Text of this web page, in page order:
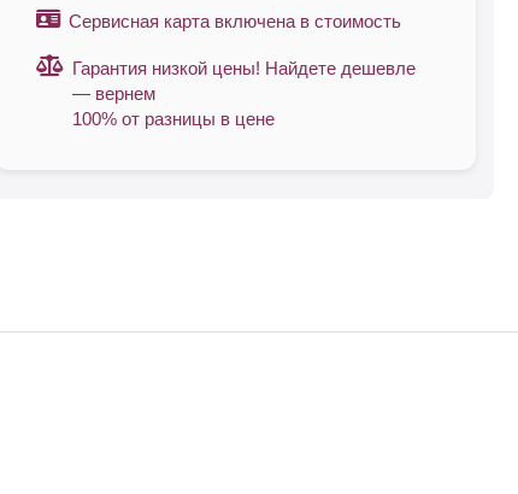
Сервисная карта включена в стоимость
Гарантия низкой цены! Найдете дешевле
— вернем
100% от разницы в цене